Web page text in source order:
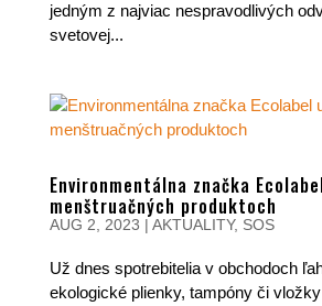
jedným z najviac nespravodlivých
svetovej...
Environmentálna značka
menštruačných produktoch
AUG 2, 2023 | AKTUALITY, SOS
Už dnes spotrebitelia v obchodoch
ekologické plienky, tampóny či